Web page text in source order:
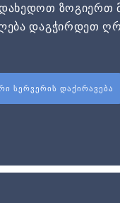
ზოგიერთ
დაგჭირდეთ
ᲡᲔᲠᲕᲔᲠᲘᲡ ᲓᲐᲥᲘᲠᲐᲕᲔᲑᲐ